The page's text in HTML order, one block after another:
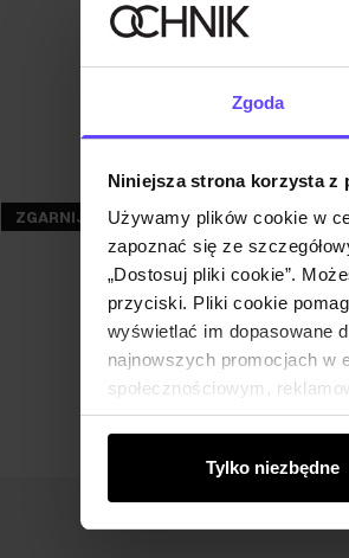
Zgoda
Niniejsza strona korzysta z
Używamy plików cookie w
zapoznać się ze
„Dostosuj pliki cookie”.
przyciski. Pliki cookie
wyświetlać im dopasowane
najnowszych promocjach w
społecznościowym,
od Ciebie lub uzyskanymi
Tylko niezbędne
ZGARNIJ -30%